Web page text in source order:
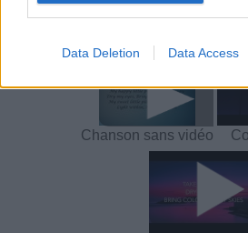
Data Deletion Data Access
Chanson sans vidéo